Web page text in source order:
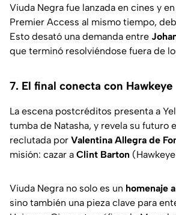
Viuda Negra fue lanzada en cines y en
Premier Access al mismo tiempo,
Esto desató una demanda entre
que terminó resolviéndose fuera de
7. El final conecta con Hawkeye
La escena postcréditos presenta a
tumba de Natasha, y revela su futuro
reclutada por Valentina Allegra de
misión: cazar a Clint Barton
Viuda Negra no solo es un homenaje
sino también una pieza clave para